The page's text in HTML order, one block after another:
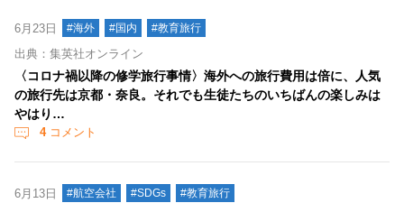
6月23日 #海外 #国内 #教育旅行
出典：集英社オンライン
〈コロナ禍以降の修学旅行事情〉海外への旅行費用は倍に、人気
の旅行先は京都・奈良。それでも生徒たちのいちばんの楽しみは
やはり…
4コメント
6月13日 #航空会社 #SDGs #教育旅行